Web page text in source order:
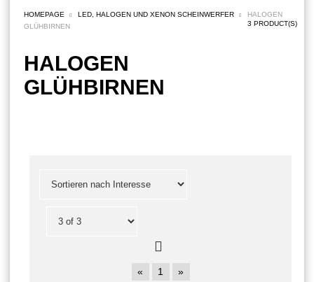
HOMEPAGE LED, HALOGEN UND XENON SCHEINWERFER
HALOGEN
GLÜHBIRNEN
3 PRODUCT(S)
HALOGEN
GLÜHBIRNEN
« 1 »